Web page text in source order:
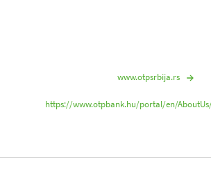
www.otpsrbija.rs
https://www.otpbank.hu/portal/en/